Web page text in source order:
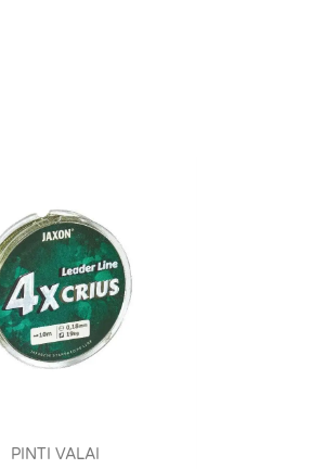
PINTI VALAI